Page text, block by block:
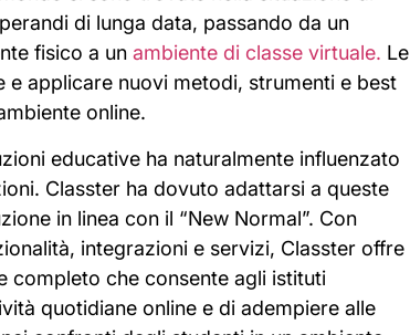
di lunga data, passando da un
fisico a un ambiente di classe virtuale. Le
applicare nuovi metodi, strumenti e best
online.
educative ha naturalmente influenzato
Classter ha dovuto adattarsi a queste
in linea con il “New Normal”. Con
integrazioni e servizi, Classter offre
completo che consente agli istituti
quotidiane online e di adempiere alle